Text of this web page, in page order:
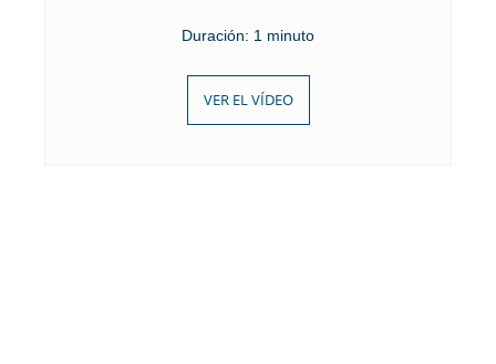
Duración: 1 minuto
VER EL VÍDEO